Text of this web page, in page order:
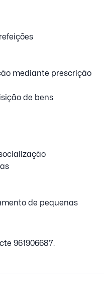
mediante prescrição
de bens
de pequenas
961906687.